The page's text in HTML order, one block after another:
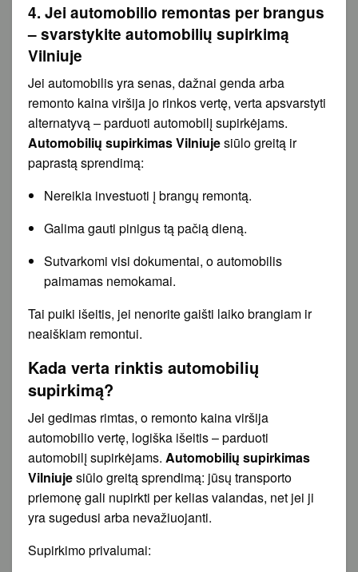
4. Jei automobilio remontas per brangus
– svarstykite automobilių supirkimą
Vilniuje
Jei automobilis yra senas, dažnai genda arba
remonto kaina viršija jo rinkos vertę, verta apsvarstyti
alternatyvą – parduoti automobilį supirkėjams.
Automobilių supirkimas Vilniujesiūlo greitą ir
paprastą sprendimą:
Nereikia investuoti į brangų remontą.
Galima gauti pinigus tą pačią dieną.
Sutvarkomi visi dokumentai, o automobilis
paimamas nemokamai.
Tai puiki išeitis, jei nenorite gaišti laiko brangiam ir
neaiškiam remontui.
Kada verta rinktis automobilių
supirkimą?
Jei gedimas rimtas, o remonto kaina viršija
automobilio vertę, logiška išeitis – parduoti
automobilį supirkėjams. Automobilių supirkimas
Vilniujesiūlo greitą sprendimą: jūsų transporto
priemonę gali nupirkti per kelias valandas, net jei ji
yra sugedusi arba nevažiuojanti.
Supirkimo privalumai: